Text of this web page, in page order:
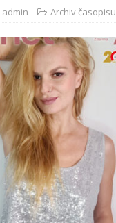
admin Archiv časopisu